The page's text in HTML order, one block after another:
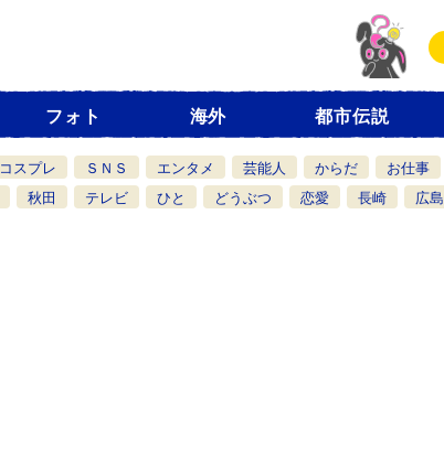
フォト 海外 都市伝説
コスプレ ＳＮＳ エンタメ 芸能人 からだ お仕事
秋田 テレビ ひと どうぶつ 恋愛 長崎 広島